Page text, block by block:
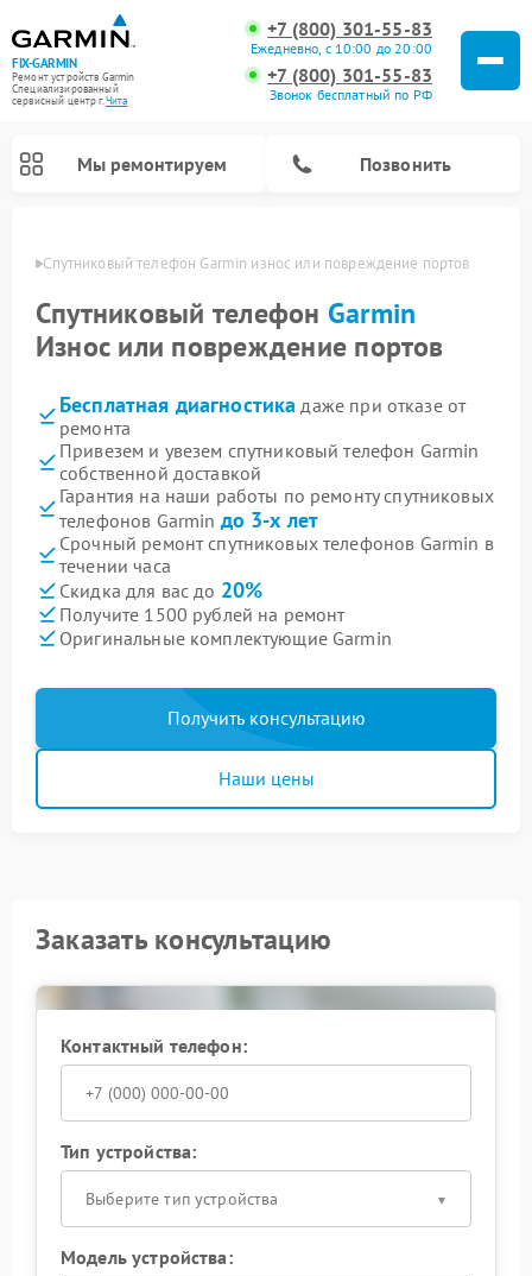
FIX-GARMIN
Ремонт устройств Garmin
Специализированный
cервисный центр г.Чита
+7 (800) 301-55-83
Ежедневно, с 10:00 до 20:00
+7 (800) 301-55-83
Звонок бесплатный по РФ
Мы ремонтируем Позвонить
Спутниковый телефон Garmin износ или повреждение портов
Спутниковый телефон Garmin
Износ или повреждение портов
Бесплатная диагностика даже при отказе от
ремонта
Привезем и увезем спутниковый телефон Garmin
собственной доставкой
Гарантия на наши работы по ремонту спутниковых
телефонов Garmin до 3-х лет
Срочный ремонт спутниковых телефонов Garmin в
течении часа
Скидка для вас до 20%
Получите 1500 рублей на ремонт
Оригинальные комплектующие Garmin
Получить консультацию
Наши цены
Заказать консультацию
Контактный телефон:
Тип устройства:
Выберите тип устройства
Модель устройства: